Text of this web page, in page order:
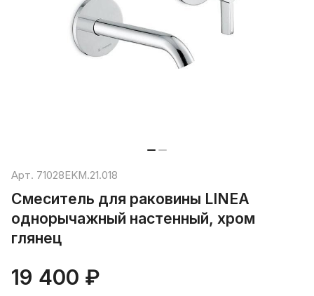
Арт. 71028EKM.21.018
Смеситель для раковины LINEA
однорычажный настенный, хром
глянец
19 400 ₽